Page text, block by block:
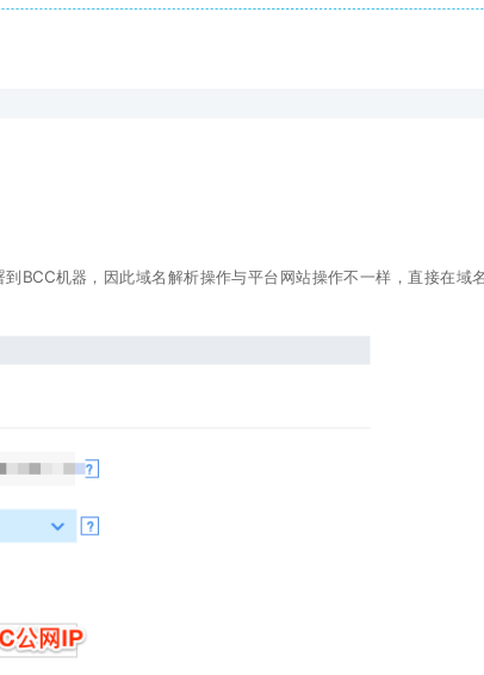
BCC机器，因此域名解析操作与平台网站操作不一样，直接在域